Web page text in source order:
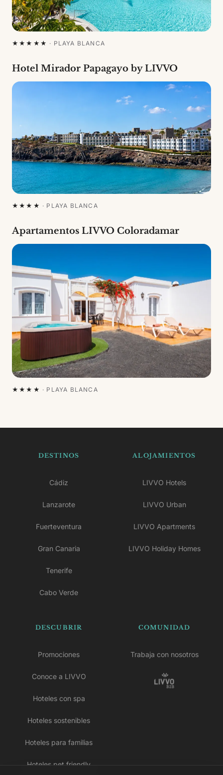
★★★★★ · PLAYA BLANCA
Hotel Mirador Papagayo by LIVVO
★★★★ · PLAYA BLANCA
Apartamentos LIVVO Coloradamar
★★★★ · PLAYA BLANCA
DESTINOS
Cádiz
Lanzarote
Fuerteventura
Gran Canaria
Tenerife
Cabo Verde
ALOJAMIENTOS
LIVVO Hotels
LIVVO Urban
LIVVO Apartments
LIVVO Holiday Homes
DESCUBRIR
Promociones
Conoce a LIVVO
Hoteles con spa
Hoteles sostenibles
Hoteles para familias
Hoteles pet friendly
COMUNIDAD
Trabaja con nosotros